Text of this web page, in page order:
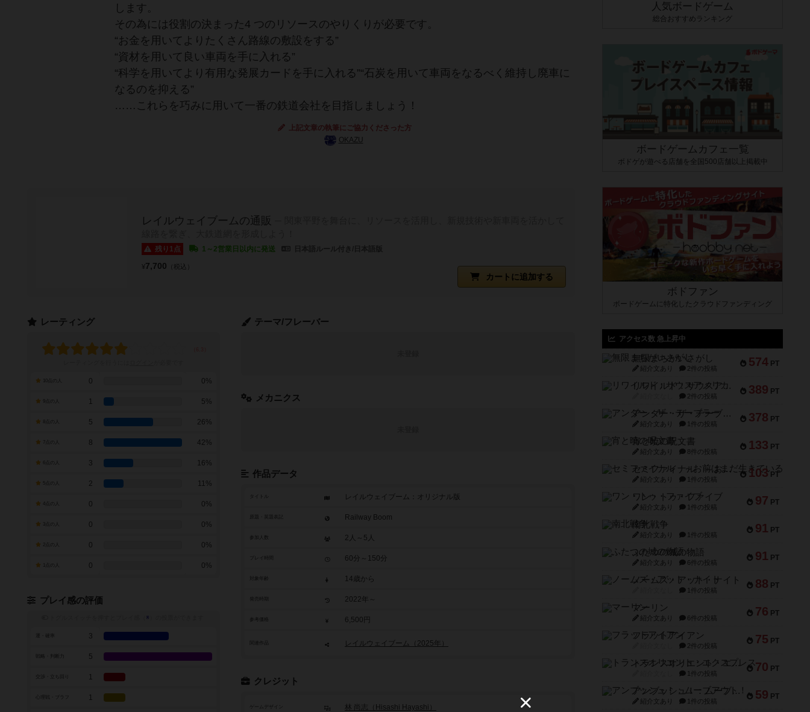
します。
その為には役割の決まった4 つのリソースのやりくりが必要です。
“お金を用いてよりたくさん路線の敷設をする”
“資材を用いて良い車両を手に入れる”
“科学を用いてより有用な発展カードを手に入れる”“石炭を用いて車両をなるべく維持し廃車に
なるのを抑える”
……これらを巧みに用いて一番の鉄道会社を目指しましょう！
上記文章の執筆にご協力くださった方
OKAZU
レイルウェイブームの通販
残り1点 1～2営業日以内に発送
カートに追加する
¥7,700 （税込）
テーマ/フレーバー
メカニクス
作品データ
タイトル レイルウェイブーム：オリジナル版
Railway Boom
参加人数 2人～5人
60分～150分
14歳から
2022年～
参考価格 6,500円
関連作品 レイルウェイブーム（2025年）
クレジット
ゲームデザイン 林 尚志（Hisashi Hayashi）
レーティング
0 0%
1 5%
5 26%
7点の人 8 42%
3 16%
2 11%
0 0%
0 0%
0 0%
0 0%
プレイ感の評価
※
3
戦略・判断力 5
1
1
人気ボードゲーム
総合おすすめランキング
ボードゲームカフェ一覧
ボドゲが遊べる店舗を全国500店舗以上掲載中
ボドファン
ボードゲームに特化したクラウドファンディング
アクセス数 急上昇中
574 PT
無限まちがいさがし
紹介文あり 2件の投稿
389 PT
リワイルド：サウスアメリカ
2件の投稿
378 PT
アンダー・ザ・テーブラー
紹介文あり 1件の投稿
133 PT
宵と暁の呪文書
紹介文あり 8件の投稿
103 PT
セミファイナル ～お前はまだ生きている～
紹介文あり 1件の投稿
97 PT
ワン・トゥ・ファイブ
紹介文あり 1件の投稿
91 PT
南北戦争
紹介文あり 1件の投稿
91 PT
ふたつの城の物語
紹介文あり 6件の投稿
88 PT
ノームズ・アット・ナイト
1件の投稿
76 PT
マーリン
紹介文あり 6件の投稿
75 PT
フラットアイアン
2件の投稿
70 PT
トランスオリエント・エクスプレス
1件の投稿
59 PT
アンブッシュ！：ムーブアウト！
紹介文あり 1件の投稿